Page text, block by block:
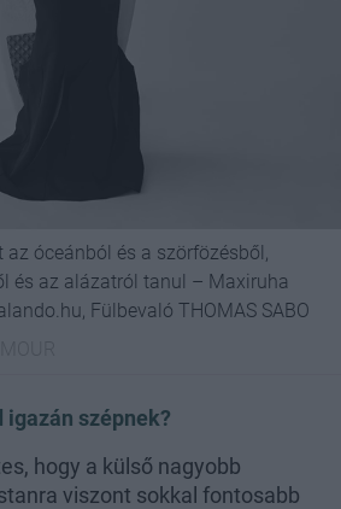
óceánból és a szörfözésből,
és az alázatról tanul – Maxiruha
Fülbevaló THOMAS SABO
szépnek?
hogy a külső nagyobb
viszont sokkal fontosabb